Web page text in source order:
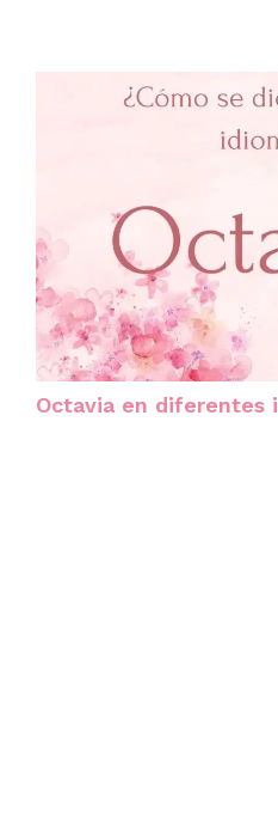
Octavia en diferentes